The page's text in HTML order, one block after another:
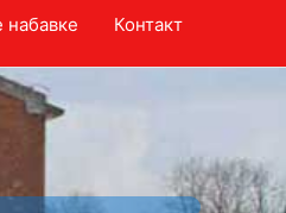
набавке Контакт